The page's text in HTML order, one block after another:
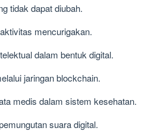
tidak dapat diubah.
mencurigakan.
dalam bentuk digital.
jaringan blockchain.
medis dalam sistem kesehatan.
suara digital.